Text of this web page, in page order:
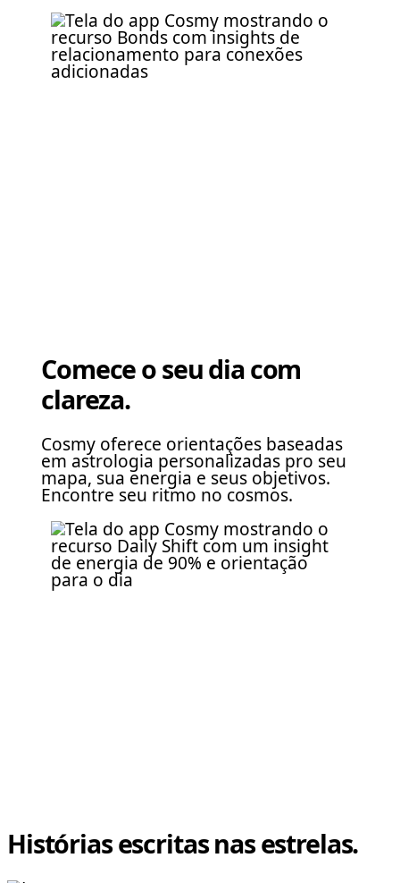
Comece o seu dia com
clareza.
Cosmy oferece orientações baseadas
em astrologia personalizadas pro seu
mapa, sua energia e seus objetivos.
Encontre seu ritmo no cosmos.
Histórias escritas nas estrelas.